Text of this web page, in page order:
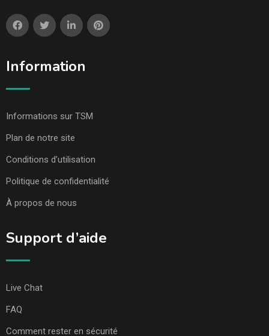
Information
Informations sur TSM
Plan de notre site
Conditions d’utilisation
Politique de confidentialité
À propos de nous
Support d’aide
Live Chat
FAQ
Comment rester en sécurité